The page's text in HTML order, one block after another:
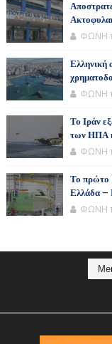
ΦΩΝΗ
Ελληνική
ΦΩΝΗ
Το Ιράν
των ΗΠΑ
ΦΩΝΗ
Το πρώτο
Ελλάδα –
ΦΩΝΗ